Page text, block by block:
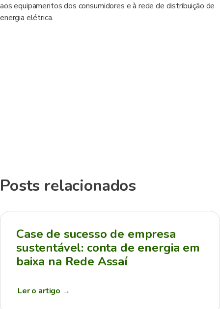
aos equipamentos dos consumidores e à rede de distribuição de
energia elétrica.
Posts relacionados
Case de sucesso de empresa
sustentável: conta de energia em
baixa na Rede Assaí
Ler o artigo →